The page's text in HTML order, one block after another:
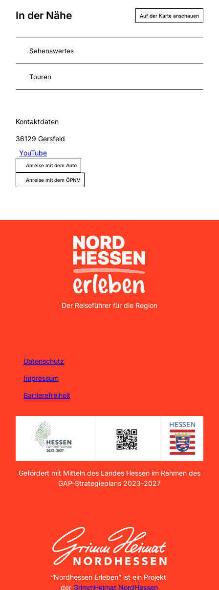
In der Nähe Auf der Karte anschauen
Sehenswertes
Touren
Kontaktdaten
36129 Gersfeld
YouTube
Anreise mit dem Auto
Anreise mit dem ÖPNV
Nordhessen Erleben
Der Reiseführer für die Region
Datenschutz
Impressum
Barrierefreiheit
Gefördert mit Mitteln des Landes Hessen im Rahmen des
GAP-Strategieplans 2023-2027
GrimmHeimat NordHessen
“Nordhessen Erleben” ist ein Projekt
derGrimmHeimat NordHessen